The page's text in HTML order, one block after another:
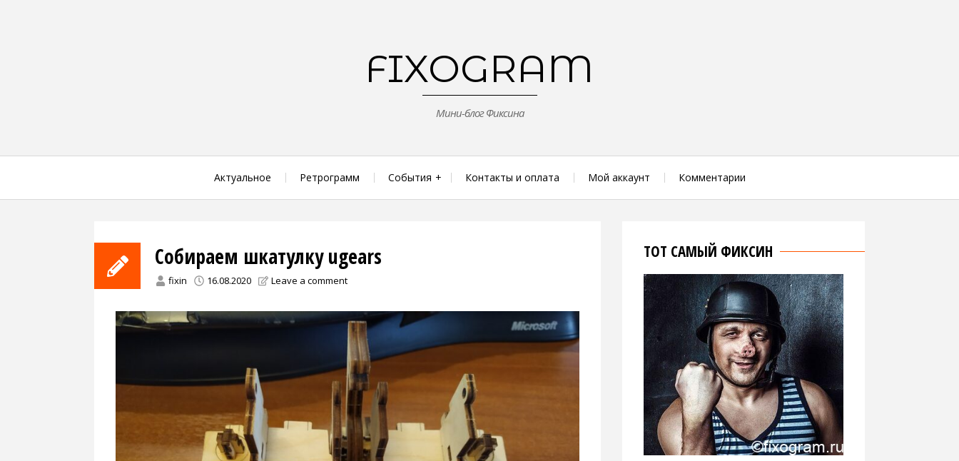
FIXOGRAM
Мини-блог Фиксина
Актуальное Ретрограмм События Контакты и оплата Мой аккаунт Комментарии
Собираем шкатулку ugears
fixin 16.08.2020 Leave a comment
ТОТ САМЫЙ ФИКСИН